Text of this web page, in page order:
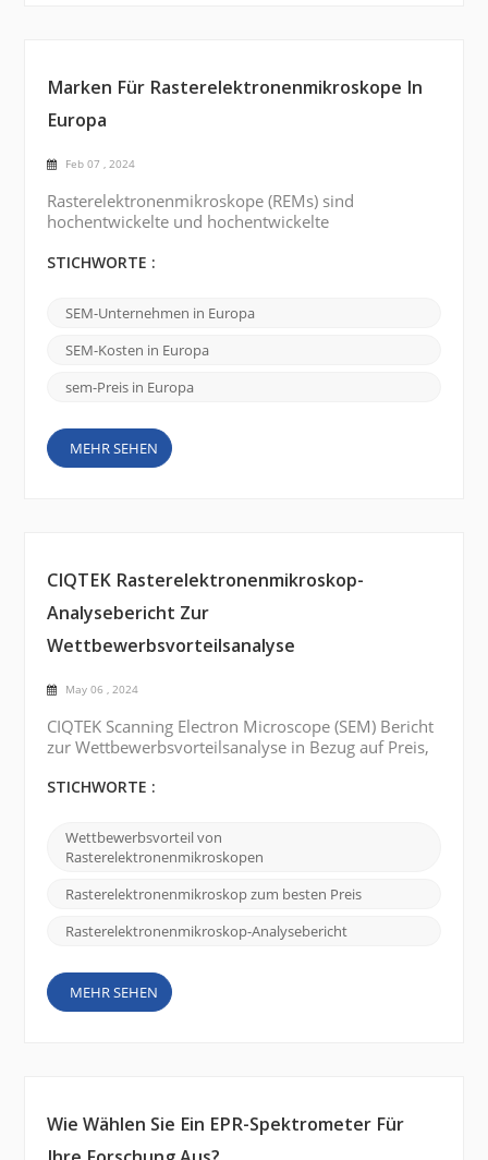
Marken Für Rasterelektronenmikroskope In
Europa
Feb 07 , 2024
Rasterelektronenmikroskope (REMs) sind
hochentwickelte und hochentwickelte
hochauflösende Bildgebung und Analyse von
gibt es mehrere renommierte Marken von
Rasterelektronenmikroskopen , die hochmoderne
REMs anbieten. Hier sind einige bemerkenswerte
FEI Company ist ...
STICHWORTE :
SEM-Unternehmen in Europa
SEM-Kosten in Europa
sem-Preis in Europa
MEHR SEHEN
CIQTEK Rasterelektronenmikroskop-
Analysebericht Zur
Wettbewerbsvorteilsanalyse
May 06 , 2024
CIQTEK Scanning Electron Microscope (SEM) Bericht
zur Wettbewerbsvorteilsanalyse in Bezug auf Preis,
Vergleich zu anderen ähnlichen Produkten auf dem
eine Reihe verschiedener Modelle und
Spezifikationen an, um den Bedürfnissen
verschiedener Kunden gerecht zu werden. Durch
das Angebot erschwinglicher ...
STICHWORTE :
Wettbewerbsvorteil von
Rasterelektronenmikroskopen
Rasterelektronenmikroskop zum besten Preis
Rasterelektronenmikroskop-Analysebericht
MEHR SEHEN
Wie Wählen Sie Ein EPR-Spektrometer Für